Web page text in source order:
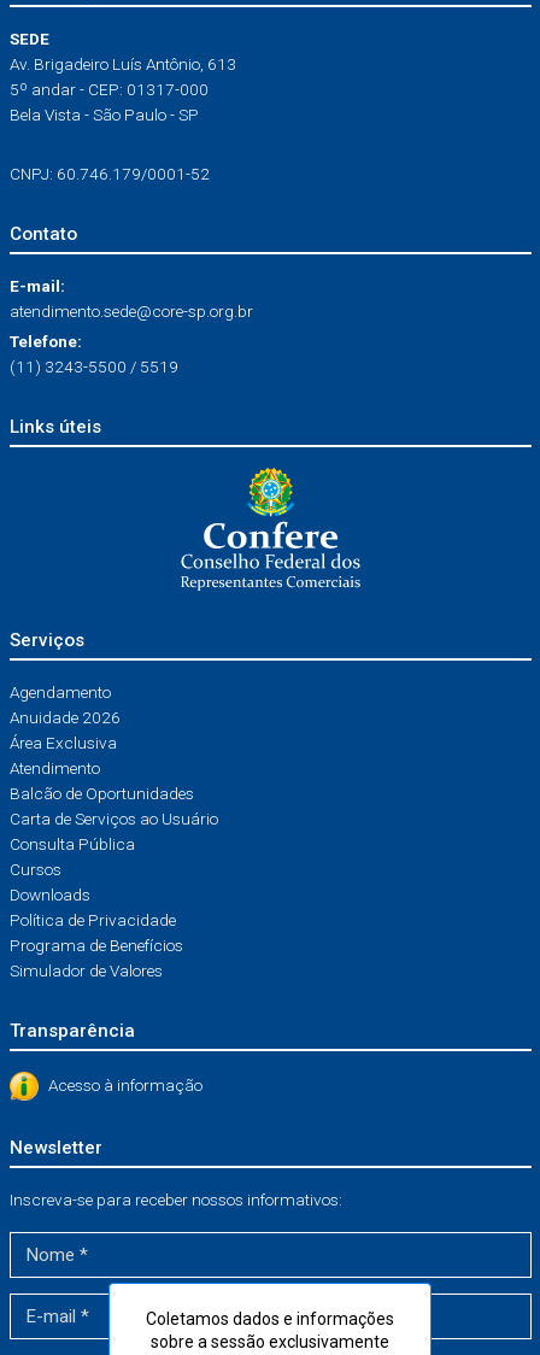
SEDE
Av. Brigadeiro Luís Antônio, 613
5º andar - CEP: 01317-000
Bela Vista - São Paulo - SP
CNPJ: 60.746.179/0001-52
Contato
E-mail:
atendimento.sede@core-sp.org.br
Telefone:
(11) 3243-5500 / 5519
Links úteis
Serviços
Agendamento
Anuidade 2026
Área Exclusiva
Atendimento
Balcão de Oportunidades
Carta de Serviços ao Usuário
Consulta Pública
Cursos
Downloads
Política de Privacidade
Programa de Benefícios
Simulador de Valores
Transparência
Acesso à informação
Newsletter
Inscreva-se para receber nossos informativos:
Coletamos dados e informações
sobre a sessão exclusivamente